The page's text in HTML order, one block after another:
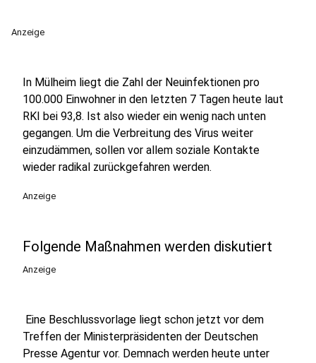
Anzeige
In Mülheim liegt die Zahl der Neuinfektionen pro
100.000 Einwohner in den letzten 7 Tagen heute laut
RKI bei 93,8. Ist also wieder ein wenig nach unten
gegangen. Um die Verbreitung des Virus weiter
einzudämmen, sollen vor allem soziale Kontakte
wieder radikal zurückgefahren werden.
Anzeige
Folgende Maßnahmen werden diskutiert
Anzeige
Eine Beschlussvorlage liegt schon jetzt vor dem
Treffen der Ministerpräsidenten der Deutschen
Presse Agentur vor. Demnach werden heute unter